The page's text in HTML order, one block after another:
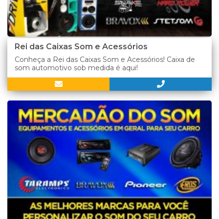
Rei das Caixas Som e Acessórios
Conheça a Rei das Caixas Som e Acessórios! Caixa de
som automotivo sob medida é aqui!